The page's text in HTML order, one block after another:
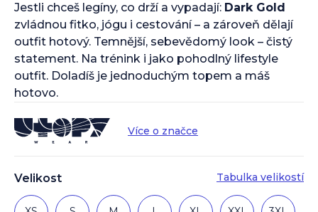
Velikost Tabulka velikostí
Jestli chceš legíny, co drží a vypadají: Dark Gold
zvládnou fitko, jógu i cestování – a zároveň dělají
outfit hotový. Temnější, sebevědomý look – čistý
statement. Na trénink i jako pohodlný lifestyle
outfit. Doladíš je jednoduchým topem a máš
hotovo.
Více o značce